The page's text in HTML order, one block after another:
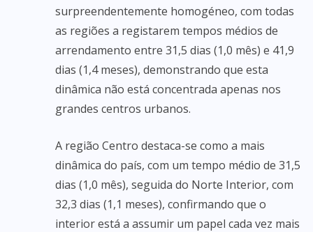
surpreendentemente homogéneo, com todas
as regiões a registarem tempos médios de
arrendamento entre 31,5 dias (1,0 mês) e 41,9
dias (1,4 meses), demonstrando que esta
dinâmica não está concentrada apenas nos
grandes centros urbanos.
A região Centro destaca-se como a mais
dinâmica do país, com um tempo médio de 31,5
dias (1,0 mês), seguida do Norte Interior, com
32,3 dias (1,1 meses), confirmando que o
interior está a assumir um papel cada vez mais